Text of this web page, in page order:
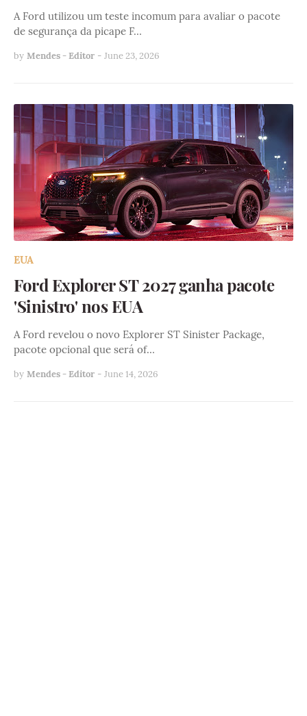
A Ford utilizou um teste incomum para avaliar o pacote
de segurança da picape F…
by Mendes - Editor - June 23, 2026
EUA
Ford Explorer ST 2027 ganha pacote
'Sinistro' nos EUA
A Ford revelou o novo Explorer ST Sinister Package,
pacote opcional que será of…
by Mendes - Editor - June 14, 2026